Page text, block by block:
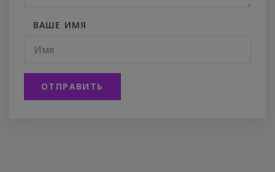
ВАШЕ ИМЯ
ОТПРАВИТЬ